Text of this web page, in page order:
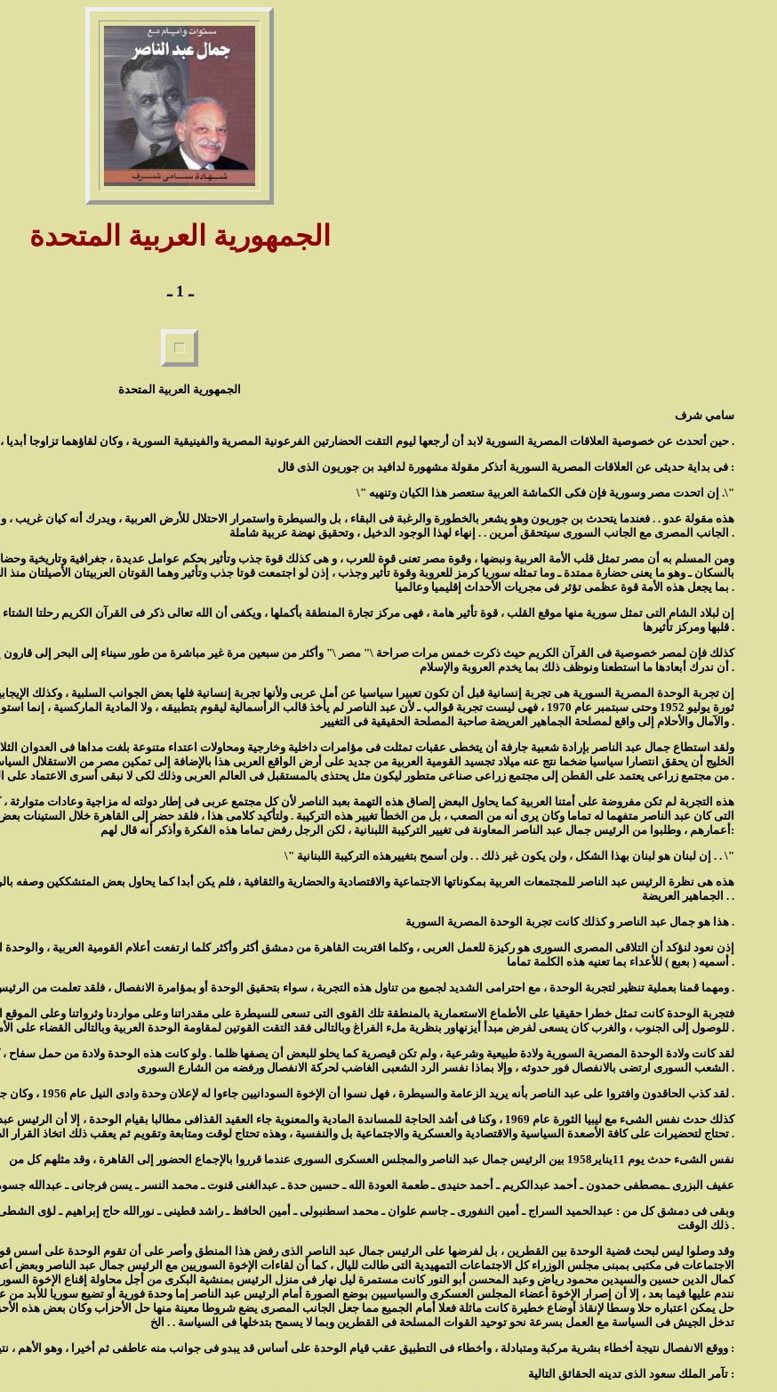
الجمهورية العربية المتحدة
ـ 1 ـ
الجمهورية العربية المتحدة
سامي شرف
حين أتحدث عن خصوصية العلاقات المصرية السورية لابد أن أرجعها ليوم التقت الحضارتين الفرعونية المصرية والفينيقية السورية ، وكان لقاؤهما تزاوجا أبديا ، إذن الحضارة سجلها التاريخ فكانت وثيقة الزواج الذى لا فكاك منه .
فى بداية حديثى عن العلاقات المصرية السورية أتذكر مقولة مشهورة لدافيد بن جوريون الذى قال :
\" إن اتحدت مصر وسورية فإن فكى الكماشة العربية ستعصر هذا الكيان وتنهيه .\"
هذه مقولة عدو . . فعندما يتحدث بن جوريون وهو يشعر بالخطورة والرغبة فى البقاء ، بل والسيطرة واستمرار الاحتلال للأرض العربية ، ويدرك أنه كيان غريب ،
الجانب المصرى مع الجانب السورى سيتحقق أمرين . . إنهاء لهذا الوجود الدخيل ، وتحقيق نهضة عربية شاملة .
ومن المسلم به أن مصر تمثل قلب الأمة العربية ونبضها ، وقوة مصر تعنى قوة للعرب ، و هى كذلك قوة جذب وتأثير بحكم عوامل عديدة ، جغرافية وتاريخية
بالسكان ـ وهو ما يعنى حضارة ممتدة ـ وما تمثله سوريا كرمز للعروبة وقوة تأثير وجذب ، إذن لو اجتمعت قوتا جذب وتأثير وهما القوتان العربيتان الأصيلتان منذ
بما يجعل هذه الأمة قوة عظمى تؤثر فى مجريات الأحداث إقليميا وعالميا .
إن لبلاد الشام التى تمثل سورية منها موقع القلب ، قوة تأثير هامة ، فهى مركز تجارة المنطقة بأكملها ، ويكفى أن الله تعالى ذكر فى القرآن الكريم رحلتا
قلبها ومركز تأثيرها .
كذلك فإن لمصر خصوصية فى القرآن الكريم حيث ذكرت خمس مرات صراحة \" مصر \" وأكثر من سبعين مرة غير مباشرة من طور سيناء إلى البحر إلى قارون إلخ
أن ندرك أبعادها ما استطعنا ونوظف ذلك بما يخدم العروبة والإسلام .
إن تجربة الوحدة المصرية السورية هى تجربة إنسانية قبل أن تكون تعبيرا سياسيا عن أمل عربى ولأنها تجربة إنسانية فلها بعض الجوانب السلبية ، وكذلك
ثورة يوليو 1952 وحتى سبتمبر عام 1970 ، فهى ليست تجربة قوالب ـ لأن عبد الناصر لم يأخذ قالب الرأسمالية ليقوم بتطبيقه ، ولا
والآمال والأحلام إلى واقع لمصلحة الجماهير العريضة صاحبة المصلحة الحقيقية فى التغيير .
الخليج أن يحقق انتصارا سياسيا ضخما نتج عنه ميلاد تجسيد القومية العربية من جديد على أرض الواقع العربى هذا بالإضافة إلى تمكين مصر من الاستقلال
من مجتمع زراعى يعتمد على القطن إلى مجتمع زراعى صناعى متطور ليكون مثل يحتذى بالمستقبل فى العالم العربى وذلك لكى لا نبقى أسرى الاعتماد على الخارج فى مجالات التطور والتقدم .
هذه التجربة لم تكن مفروضة على أمتنا العربية كما يحاول البعض إلصاق هذه التهمة بعبد الناصر لأن كل مجتمع عربى فى إطار دولته له مزاجية وعادات متوارثة
التى كان عبد الناصر متفهما له تماما وكان يرى أنه من الصعب ، بل من الخطأ تغيير هذه التركيبة . ولتأكيد كلامى هذا ، فلقد حضر إلى القاهرة خلال الستينات
أعمارهم ، وطلبوا من الرئيس جمال عبد الناصر المعاونة فى تغيير التركيبة اللبنانية ، لكن الرجل رفض تماما هذه الفكرة وأذكر أنه قال لهم:
\" إن لبنان هو لبنان بهذا الشكل ، ولن يكون غير ذلك . . ولن أسمح بتغييرهذه التركيبة اللبنانية . . \"
هذه هى نظرة الرئيس عبد الناصر للمجتمعات العربية بمكوناتها الاجتماعية والاقتصادية والحضارية والثقافية ، فلم يكن أبدا كما يحاول بعض المتشككين
الجماهير العريضة . .
هذا هو جمال عبد الناصر و كذلك كانت تجربة الوحدة المصرية السورية .
إذن نعود لنؤكد أن التلاقى المصرى السورى هو ركيزة للعمل العربى ، وكلما اقتربت القاهرة من دمشق أكثر وأكثر كلما ارتفعت أعلام القومية العربية ،
أسميه ( بعبع ) للأعداء بما تعنيه هذه الكلمة تماما .
ومهما قمنا بعملية تنظير لتجربة الوحدة ، مع احترامى الشديد لجميع من تناول هذه التجربة ، سواء بتحقيق الوحدة أو بمؤامرة الانفصال ، فلقد تعلمت من الرئيس جمال عبد الناصر أن أكون إنسانا عمليا .
فتجربة الوحدة كانت تمثل خطرا حقيقيا على الأطماع الاستعمارية بالمنطقة تلك القوى التى تسعى للسيطرة على مقدراتنا وعلى مواردنا وثرواتنا وعلى
للوصول إلى الجنوب ، والغرب كان يسعى لفرض مبدأ أيزنهاور بنظرية ملء الفراغ وبالتالى فقد التقت القوتين لمقاومة الوحدة العربية وبالتالى القضاء على الأمانى العربية .
لقد كانت ولادة الوحدة المصرية السورية ولادة طبيعية وشرعية ، ولم تكن قيصرية كما يحلو للبعض أن يصفها ظلما . ولو كانت هذه الوحدة ولادة من حمل سفاح
الشعب السورى ارتضى بالانفصال فور حدوثه ، وإلا بماذا نفسر الرد الشعبى الغاضب لحركة الانفصال ورفضه من الشارع السورى .
لقد كذب الحاقدون وافتروا على عبد الناصر بأنه يريد الزعامة والسيطرة ، فهل نسوا أن الإخوة السودانيين جاءوا له لإعلان وحدة وادى النيل عام 1956 ، وكان جوابه أن تقرير المصير يتم شعبيا أولا ، وما سيقبله الشعب السودانى سيقبله هو .
كذلك حدث نفس الشىء مع ليبيا الثورة عام 1969 ، وكنا فى أشد الحاجة للمساندة المادية والمعنوية جاء العقيد القذافى مطالبا بقيام
تحتاج لتحضيرات على كافة الأصعدة السياسية والاقتصادية والعسكرية والاجتماعية بل والنفسية ، وهذه تحتاج لوقت ومتابعة وتقويم ثم يعقب ذلك اتخاذ القرار الصعب فى التوقيت والزمن المناسبين .
نفس الشىء حدث يوم 11يناير1958 بين الرئيس جمال عبد الناصر والمجلس العسكرى السورى عندما قرروا بالإجماع الحضور إلى القاهرة ، وقد مثلهم كل من
عفيف البزرى ـمصطفى حمدون ـ أحمد عبدالكريم ـ أحمد حنيدى ـ طعمة العودة الله ـ حسين حدة ـ عبدالغنى قنوت ـ محمد النسر ـ يسن فرجانى ـ عبدالله
وبقى فى دمشق كل من : عبدالحميد السراج ـ أمين النفورى ـ جاسم علوان ـ محمد اسطنبولى ـ أمين الحافظ ـ راشد قطينى ـ نورالله حاج إبراهيم ـ لؤى
ذلك الوقت .
وقد وصلوا ليس لبحث قضية الوحدة بين القطرين ، بل لفرضها على الرئيس جمال عبد الناصر الذى رفض هذا المنطق وأصر على أن تقوم الوحدة على أسس
الاجتماعات فى مكتبى بمبنى مجلس الوزراء كل الاجتماعات التمهيدية التى طالت لليال ، كما أن لقاءات الإخوة السوريين مع الرئيس جمال عبد الناصر وبعض
كمال الدين حسين والسيدين محمود رياض وعبد المحسن أبو النور كانت مستمرة ليل نهار فى منزل الرئيس بمنشية البكرى من أجل محاولة إقناع الإخوة
نندم عليها فيما بعد ، إلا أن إصرار الإخوة أعضاء المجلس العسكرى والسياسيين بوضع الصورة أمام الرئيس عبد الناصر إما وحدة فورية أو تضيع سوريا للأبد
حل يمكن اعتباره حلا وسطا لإنقاذ أوضاع خطيرة كانت ماثلة فعلا أمام الجميع مما جعل الجانب المصرى يضع شروطا معينة منها حل الأحزاب وكان بعض هذه
تدخل الجيش فى السياسة مع العمل بسرعة نحو توحيد القوات المسلحة فى القطرين وبما لا يسمح بتدخلها فى السياسة . . الخ
ووقع الانفصال نتيجة أخطاء بشرية مركبة ومتبادلة ، وأخطاء فى التطبيق عقب قيام الوحدة على أساس قد يبدو فى جوانب منه عاطفى ثم أخيرا ، وهو الأهم ، نتيجة أولا :
تآمر الملك سعود الذى تدينه الحقائق التالية :